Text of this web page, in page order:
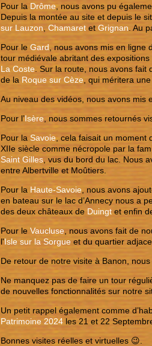
Pour la Drôme , nous avons pu
Depuis la montée au site et depuis le
sur Lauzon Chamaret et Grignan . Au
Pour le Gard , nous avons mis en
tour médiévale abritant des
La Coste . Sur la route, nous avons
de la Roque sur Cèze , qui méritera
Au niveau des vidéos, nous avons mis
Pour l’Isère , nous sommes retournés
Pour la Savoie , cela faisait un moment
XIIe siècle comme nécropole par la
Saint Gilles , vus du bord du lac. Nous
entre Albertville et Moûtiers.
Pour la Haute-Savoie , nous avons
en bateau sur le lac d’Annecy nous a
des deux châteaux de Duingt et enfin
Pour le Vaucluse , nous avons fait de
l'Isle sur la Sorgue et du quartier
De retour de notre visite à Banon,
Ne manquez pas de faire un tour
de nouvelles fonctionnalités sur notre
Un petit rappel également comme
Patrimoine 2024 les 21 et 22
Bonnes visites réelles et virtuelles 😉.